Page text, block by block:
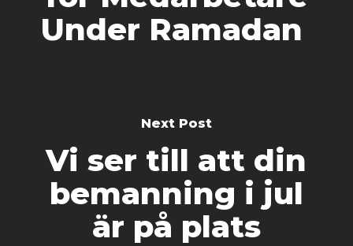
Under Ramadan
Next Post
Vi ser till att din
bemanning i jul
är på plats